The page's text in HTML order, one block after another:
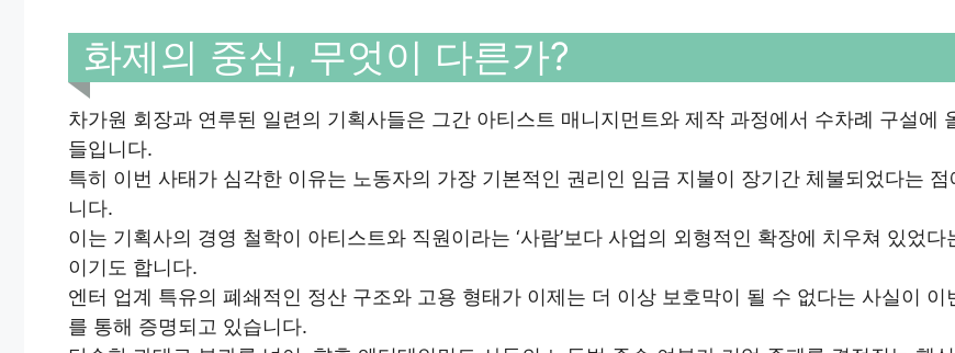
화제의 중심, 무엇이 다른가?
차가원 회장과 연루된 일련의 기획사들은 그간 아티스트 매니지먼트와 제작 과정에서 수차례 구설에
들입니다.
특히 이번 사태가 심각한 이유는 노동자의 가장 기본적인 권리인 임금 지불이 장기간 체불되었다는 점
니다.
이는 기획사의 경영 철학이 아티스트와 직원이라는 ‘사람’보다 사업의 외형적인 확장에 치우쳐 있었다
이기도 합니다.
엔터 업계 특유의 폐쇄적인 정산 구조와 고용 형태가 이제는 더 이상 보호막이 될 수 없다는 사실이 이
를 통해 증명되고 있습니다.